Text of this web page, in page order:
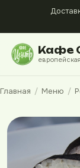
Кафе
Главная / Меню /